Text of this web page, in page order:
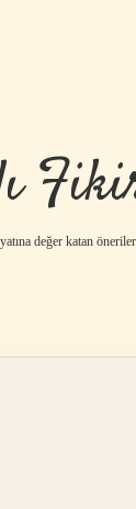
değer katan